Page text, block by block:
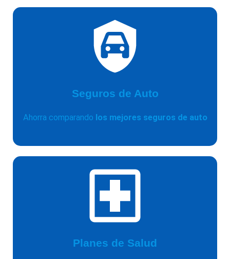
Seguros de Auto
Ahorra comparando los mejores seguros de auto
Planes de Salud